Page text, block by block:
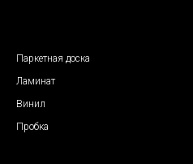
Паркетная доска
Ламинат
Винил
Пробка